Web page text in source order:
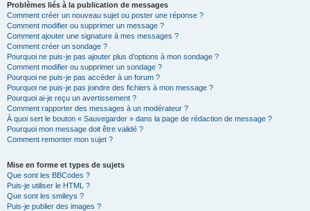
Problèmes liés à la publication de messages
Comment créer un nouveau sujet ou poster une réponse ?
Comment modifier ou supprimer un message ?
Comment ajouter une signature à mes messages ?
Comment créer un sondage ?
Pourquoi ne puis-je pas ajouter plus d’options à mon sondage ?
Comment modifier ou supprimer un sondage ?
Pourquoi ne puis-je pas accéder à un forum ?
Pourquoi ne puis-je pas joindre des fichiers à mon message ?
Pourquoi ai-je reçu un avertissement ?
Comment rapporter des messages à un modérateur ?
À quoi sert le bouton « Sauvegarder » dans la page de rédaction de message ?
Pourquoi mon message doit être validé ?
Comment remonter mon sujet ?
Mise en forme et types de sujets
Que sont les BBCodes ?
Puis-je utiliser le HTML ?
Que sont les smileys ?
Puis-je publier des images ?